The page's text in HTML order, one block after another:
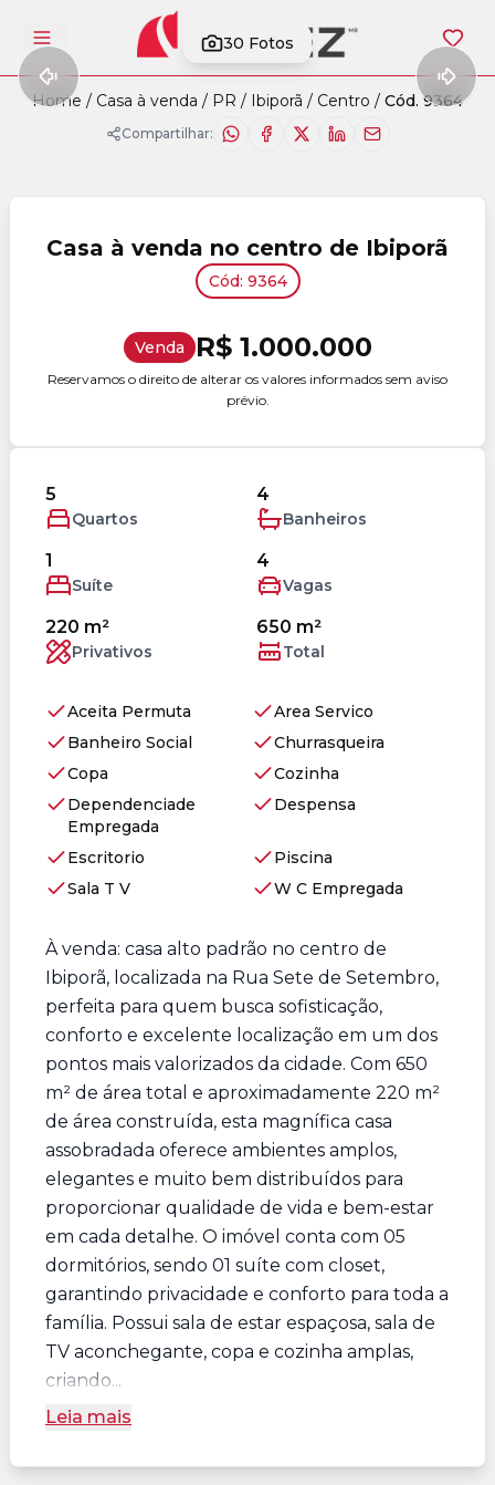
Abrir menu 30 Fotos
Home / Casa à venda / PR / Ibiporã / Centro / Cód. 9364
Compartilhar:
Casa à venda no centro de Ibiporã
Cód: 9364
Venda R$ 1.000.000
Reservamos o direito de alterar os valores informados sem aviso
prévio.
5
Quartos
4
Banheiros
1
Suíte
4
Vagas
220 m²
Privativos
650 m²
Total
Aceita Permuta
Area Servico
Banheiro Social
Churrasqueira
Copa
Cozinha
Dependenciade
Empregada
Despensa
Escritorio
Piscina
Sala T V
W C Empregada
À venda: casa alto padrão no centro de
Ibiporã, localizada na Rua Sete de Setembro,
perfeita para quem busca sofisticação,
conforto e excelente localização em um dos
pontos mais valorizados da cidade. Com 650
m² de área total e aproximadamente 220 m²
de área construída, esta magnífica casa
assobradada oferece ambientes amplos,
elegantes e muito bem distribuídos para
proporcionar qualidade de vida e bem-estar
em cada detalhe. O imóvel conta com 05
dormitórios, sendo 01 suíte com closet,
garantindo privacidade e conforto para toda a
família. Possui sala de estar espaçosa, sala de
TV aconchegante, copa e cozinha amplas,
criando...
Leia mais